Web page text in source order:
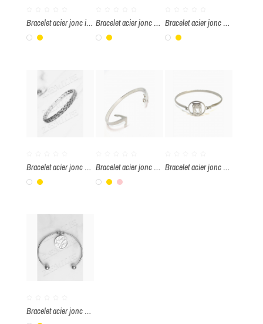
Bracelet acier jonc infinie
Blanc
Or
Bracelet acier jonc message "Maman chérie"
Blanc
Or
Bracelet acier jonc pierre onyx
Blanc
Or
Bracelet acier jonc câble
Blanc
Or
Bracelet acier jonc ancre marine
Blanc
OrRose
Bracelet acier jonc hibou
Bracelet acier jonc arbre de vie cœur